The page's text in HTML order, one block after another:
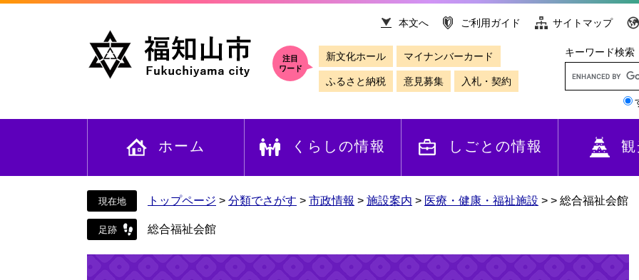
文
本文へ ご利用ガイド サイトマップ
注目
ワード
新文化ホール マイナンバーカード
ふるさと納税 意見募集 入札・契約
キーワード検索
ホーム くらしの情報 しごとの情報 観
トップページ > 分類でさがす > 市政情報 > 施設案内 > 医療・健康・福祉施設 > > 総合福祉会館
総合福祉会館